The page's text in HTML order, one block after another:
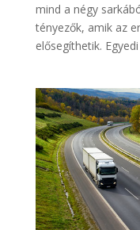
mind a négy
tényezők, amik az
elősegíthetik.